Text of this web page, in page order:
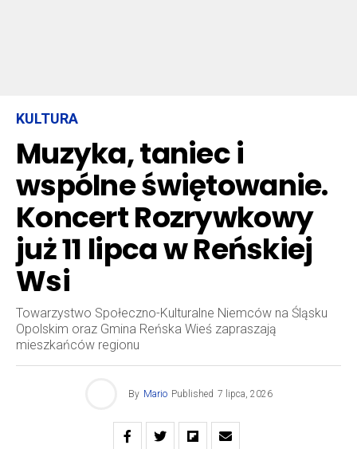
KULTURA
Muzyka, taniec i
wspólne świętowanie.
Koncert Rozrywkowy
już 11 lipca w Reńskiej
Wsi
Towarzystwo Społeczno-Kulturalne Niemców na Śląsku
Opolskim oraz Gmina Reńska Wieś zapraszają
mieszkańców regionu
By Mario Published 7 lipca, 2026